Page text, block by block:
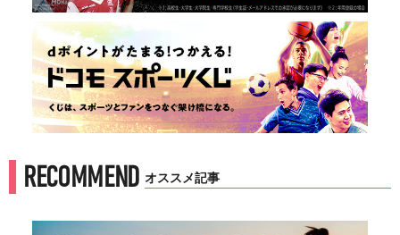
RECOMMEND オススメ記事